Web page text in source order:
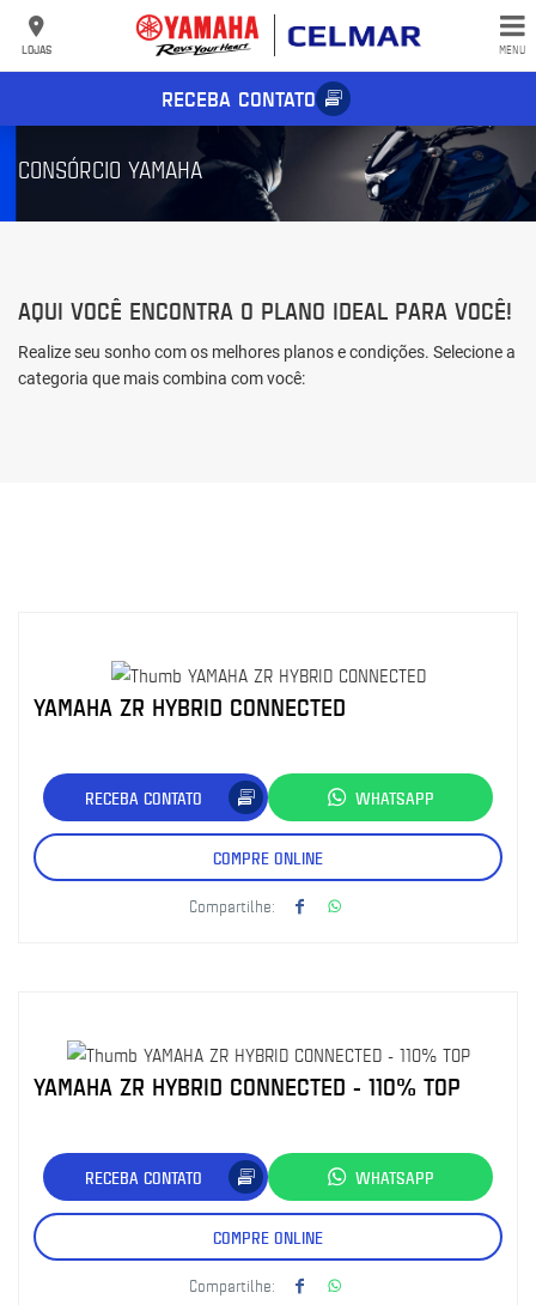
LOJAS MENU
RECEBA CONTATO
CONSÓRCIO YAMAHA
AQUI VOCÊ ENCONTRA O PLANO IDEAL PARA VOCÊ!
Realize seu sonho com os melhores planos e condições. Selecione a
categoria que mais combina com você:
YAMAHA ZR HYBRID CONNECTED
RECEBA CONTATO WHATSAPP
COMPRE ONLINE
Compartilhe:
YAMAHA ZR HYBRID CONNECTED - 110% TOP
RECEBA CONTATO WHATSAPP
COMPRE ONLINE
Compartilhe: